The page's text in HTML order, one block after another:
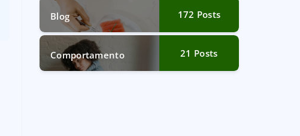
Blog 172 Posts
Comportamento 21 Posts